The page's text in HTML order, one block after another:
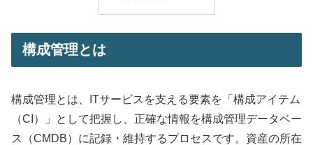
構成管理とは
構成管理とは、ITサービスを支える要素を「構成アイテム
（CI）」として把握し、正確な情報を構成管理データベー
ス（CMDB）に記録・維持するプロセスです。資産の所在